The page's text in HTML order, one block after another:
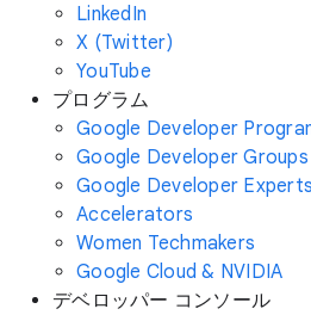
LinkedIn
X (Twitter)
YouTube
プログラム
Google Developer
Google Developer Groups
Google Developer Experts
Accelerators
Women Techmakers
Google Cloud & NVIDIA
デベロッパー コンソール